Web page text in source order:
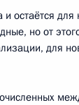
остаётся
но от
для